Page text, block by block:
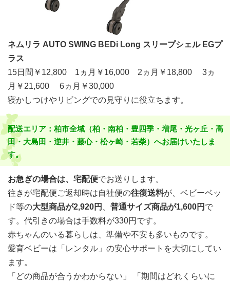
ネムリラ AUTO SWING BEDi Long スリープシェル EGプ
ラス
15日間￥12,800 1ヵ月￥16,000 2ヵ月￥18,800 3ヵ
月￥21,600 6ヵ月￥30,000
寝かしつけやリビングでの見守りに役立ちます。
配送エリア：柏市全域（柏・南柏・豊四季・増尾・光ヶ丘・高
田・大島田・逆井・藤心・松ヶ崎・若柴）へお届けいたしま
す。
お急ぎの場合は、宅配便でお送りします。
往きが宅配便ご返却時は自社便の往復送料が、ベビーベッ
ド等の大型商品が2,920円 普通サイズ商品が1,600円 で
す。代引きの場合は手数料が330円です。
赤ちゃんのいる暮らしは、準備や不安も多いものです。
愛育ベビーは「レンタル」の安心サポートを大切にしてい
ます。
「どの商品が合うかわからない」 「期間はどれくらいに